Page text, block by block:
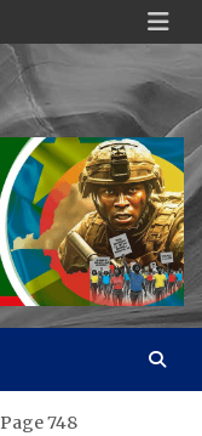
Page 748